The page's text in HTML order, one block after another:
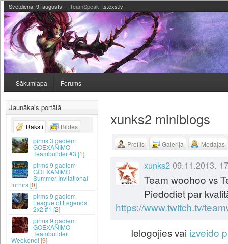
Svētdiena, 9. augusts TeamSpeak: ts.exs.lv
Sākumlapa Forums
xunks2 miniblogs
Profils Galerija Medaļas
xunks2 09.11.2013.
Team woohoo vs
Piedodiet par
https://www.twitch.tv/
Ielogojies vai izveido
Jaunākais portālā
Raksti
Bildes
3 gadiem
GOEXANIMO
Teambuilder #3 [1]
9 gadiem
GOEXANIMO
Summer Invitational
turnīrs [0]
9 gadiem
League of Legends
2x2 #1 [2]
9 gadiem
GOEXANIMO
Teambuilder
Weekend! [9]